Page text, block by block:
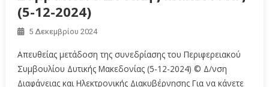
(5-12-2024)
5 Δεκεμβρίου 2024
Απευθείας μετάδοση της συνεδρίασης του Περιφερειακού
Συμβουλίου Δυτικής Μακεδονίας (5-12-2024) © Δ/νση
Διαφάνειας και Ηλεκτρονικής Διακυβέρνησης Για να κάνετε